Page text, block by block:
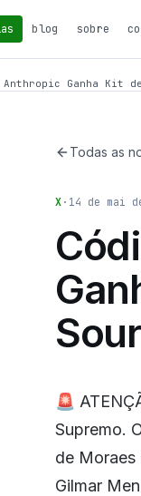
blog sobre
Ganha Kit de
Todas as
X · 14 de mai
🚨
Supremo.
de Moraes
Gilmar